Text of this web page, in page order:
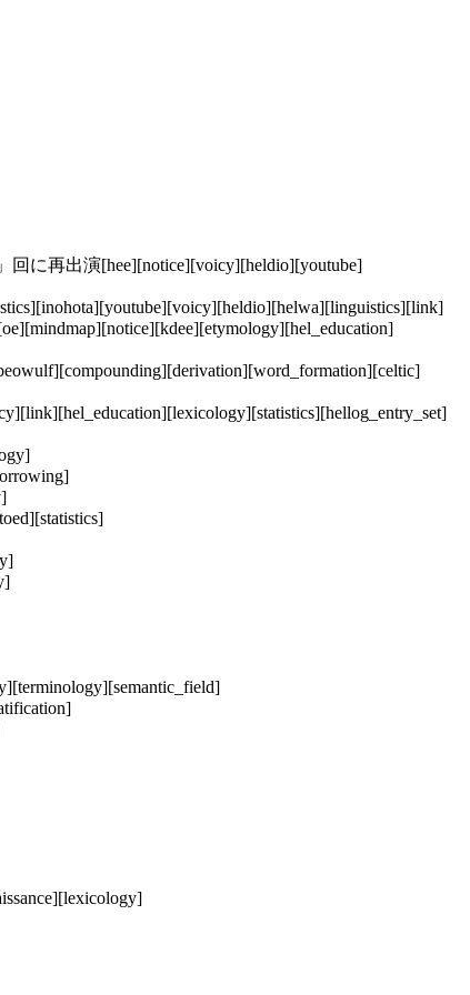
に再出演[hee][notice][voicy][heldio][youtube]